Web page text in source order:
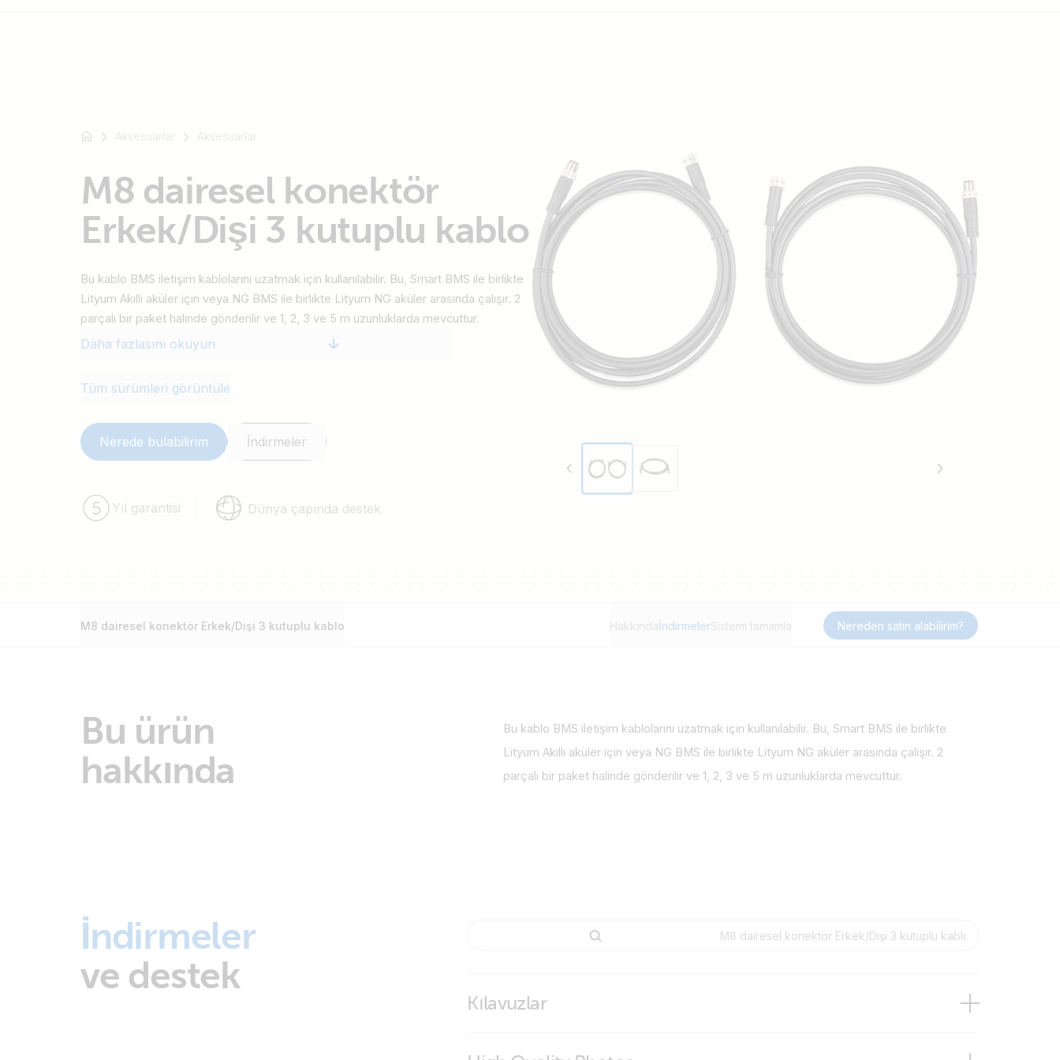
Aksesuarlar Aksesuarlar
M8 dairesel konektör
Erkek/Dişi 3 kutuplu kablo
Bu kablo BMS iletişim kablolarını uzatmak için kullanılabilir. Bu, Smart BMS ile birlikte
Lityum Akıllı aküler için veya NG BMS ile birlikte Lityum NG aküler arasında çalışır. 2
parçalı bir paket halinde gönderilir ve 1, 2, 3 ve 5 m uzunluklarda mevcuttur.
Daha fazlasını okuyun
Tüm sürümleri görüntüle
Nerede bulabilirim İndirmeler
Yıl garantisi Dünya çapında destek
M8 dairesel konektör Erkek/Dişi 3 kutuplu kablo HakkındaİndirmelerSistemi tamamla Nereden satın alabilirim?
Bu ürün
hakkında
Bu kablo BMS iletişim kablolarını uzatmak için kullanılabilir. Bu, Smart BMS ile birlikte
Lityum Akıllı aküler için veya NG BMS ile birlikte Lityum NG aküler arasında çalışır. 2
parçalı bir paket halinde gönderilir ve 1, 2, 3 ve 5 m uzunluklarda mevcuttur.
İndirmeler
ve destek
Kılavuzlar